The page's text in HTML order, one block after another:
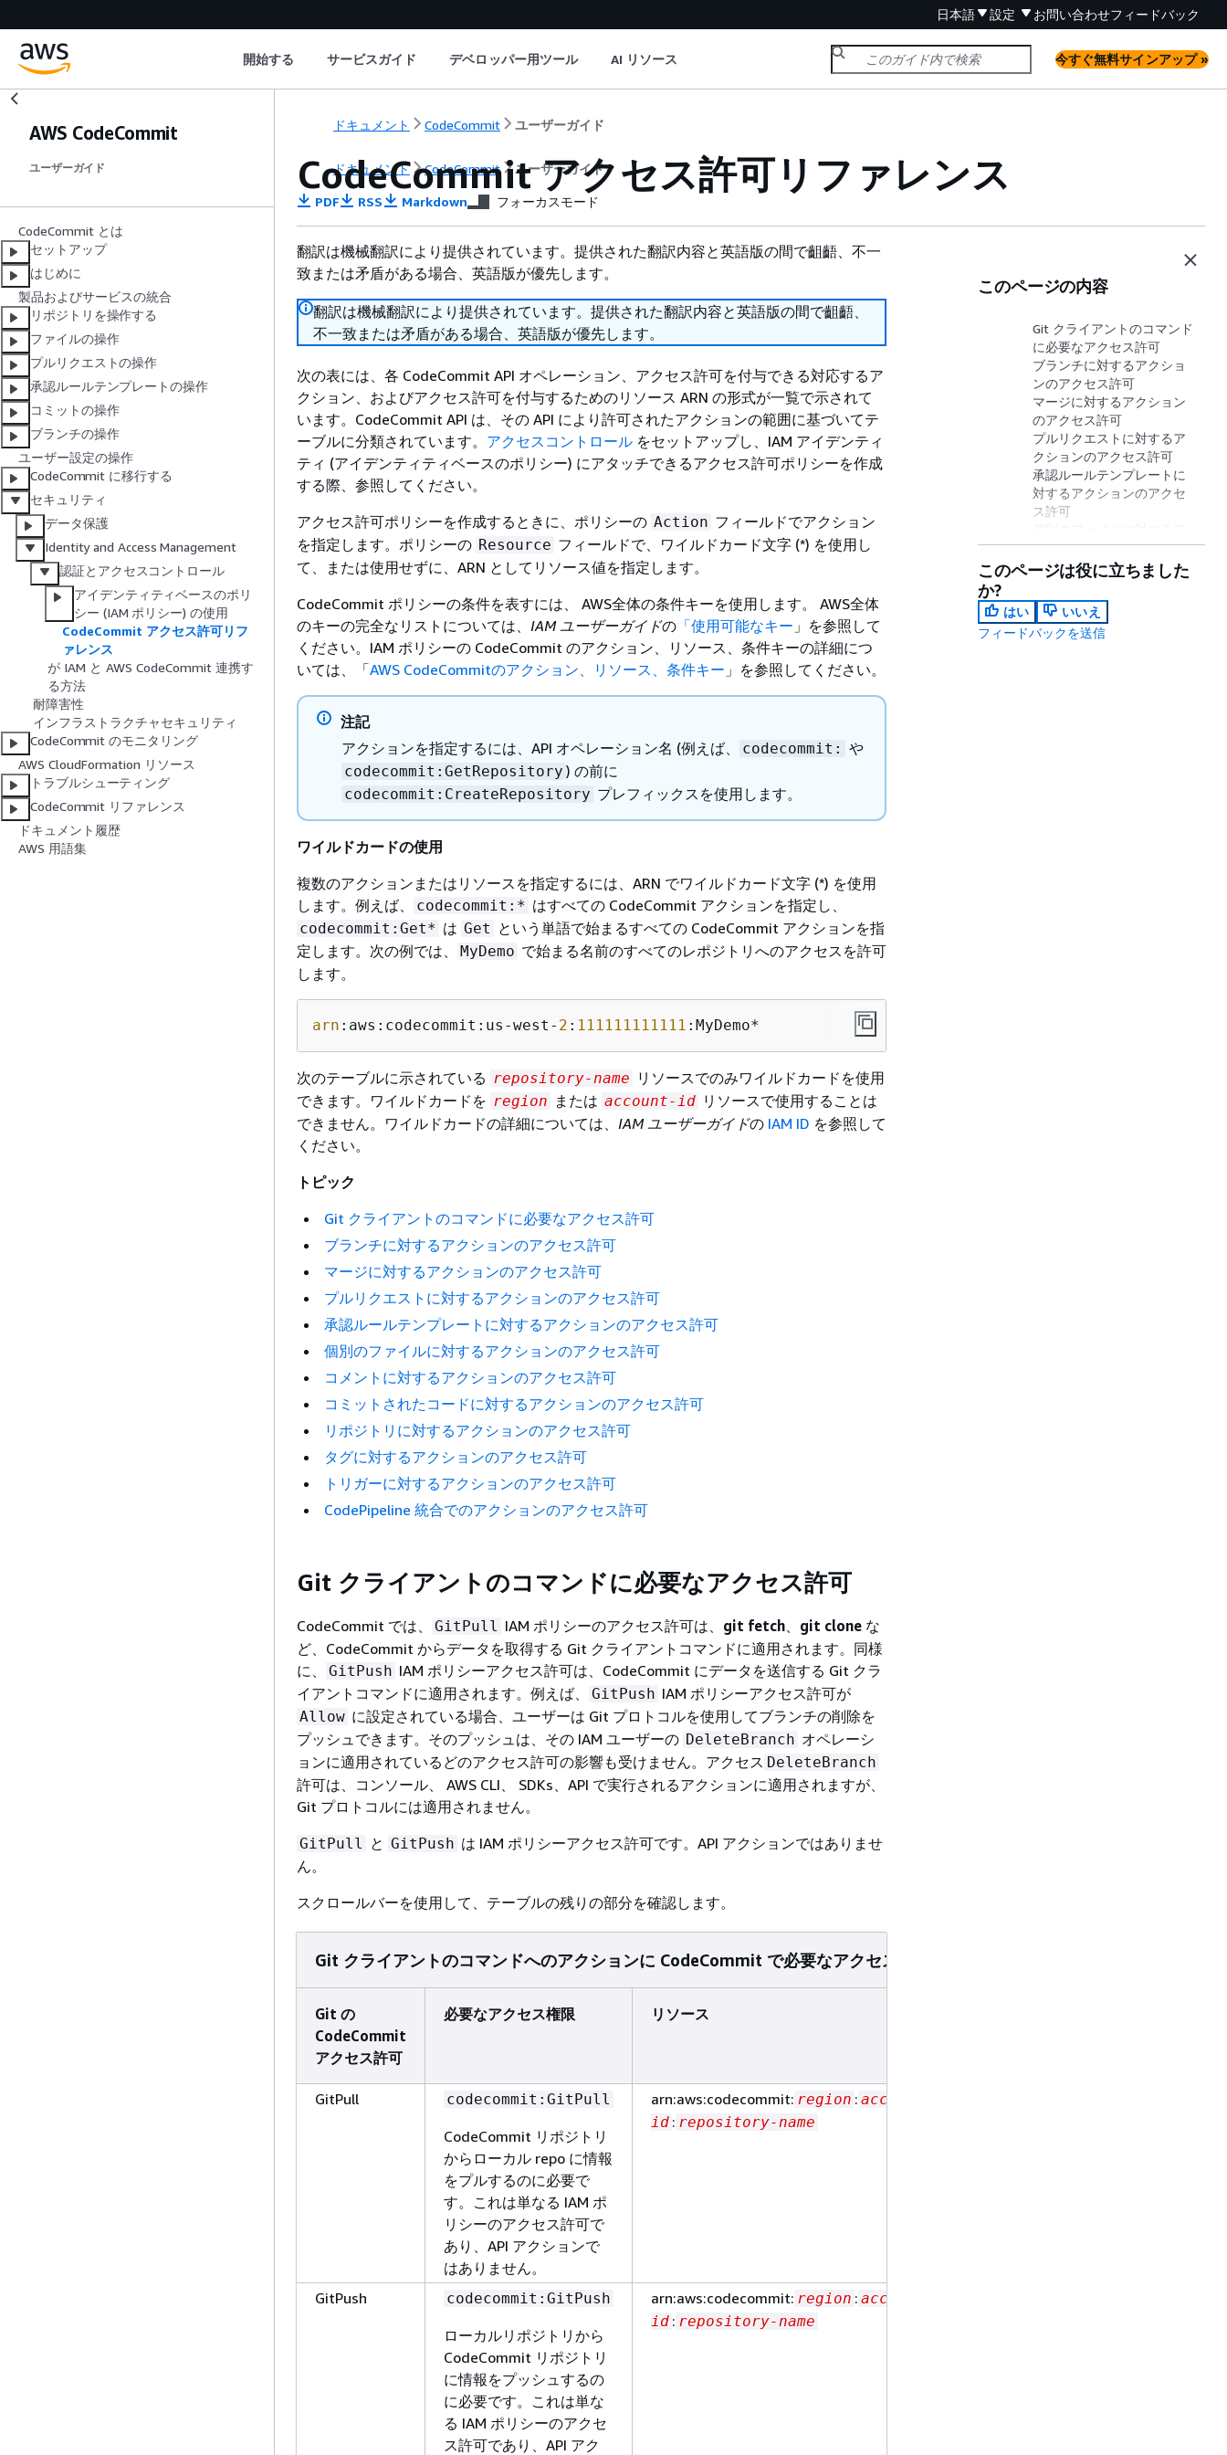
日本語 設定 お問い合わせフィードバック
開始する サービスガイド デベロッパー用ツール AI リソース 今すぐ無料サインアップ »
AWS CodeCommit
ユーザーガイド
CodeCommit とは
セットアップ
はじめに
製品およびサービスの統合
リポジトリを操作する
ファイルの操作
プルリクエストの操作
承認ルールテンプレートの操作
コミットの操作
ブランチの操作
ユーザー設定の操作
CodeCommit に移行する
セキュリティ
データ保護
Identity and Access Management
認証とアクセスコントロール
アイデンティティベースのポリ
シー (IAM ポリシー) の使用
CodeCommit アクセス許可リフ
ァレンス
が IAM と AWS CodeCommit 連携す
る方法
耐障害性
インフラストラクチャセキュリティ
CodeCommit のモニタリング
AWS CloudFormation リソース
トラブルシューティング
CodeCommit リファレンス
ドキュメント履歴
AWS 用語集
ドキュメント CodeCommit ユーザーガイド
ドキュメント CodeCommit ユーザーガイド
CodeCommit アクセス許可リファレンス
PDF RSS Markdown フォーカスモード
翻訳は機械翻訳により提供されています。提供された翻訳内容と英語版の間で齟齬、不一
致または矛盾がある場合、英語版が優先します。
翻訳は機械翻訳により提供されています。提供された翻訳内容と英語版の間で齟齬、
不一致または矛盾がある場合、英語版が優先します。
次の表には、各 CodeCommit API オペレーション、アクセス許可を付与できる対応するア
クション、およびアクセス許可を付与するためのリソース ARN の形式が一覧で示されて
います。CodeCommit API は、その API により許可されたアクションの範囲に基づいてテ
ーブルに分類されています。 アクセスコントロール をセットアップし、IAM アイデンティ
ティ (アイデンティティベースのポリシー) にアタッチできるアクセス許可ポリシーを作成
する際、参照してください。
アクセス許可ポリシーを作成するときに、ポリシーの Action フィールドでアクション
を指定します。ポリシーの Resource フィールドで、ワイルドカード文字 (*) を使用し
て、または使用せずに、ARN としてリソース値を指定します。
CodeCommit ポリシーの条件を表すには、 AWS全体の条件キーを使用します。 AWS全体
のキーの完全なリストについては、 IAM ユーザーガイドの 「使用可能なキー 」を参照して
ください。IAM ポリシーの CodeCommit のアクション、リソース、条件キーの詳細につ
いては、「AWS CodeCommitのアクション、リソース、条件キー 」を参照してください。
注記
アクションを指定するには、API オペレーション名 (例えば、
codecommit: や
codecommit:GetRepository ) の前に
codecommit:CreateRepository プレフィックスを使用します。
ワイルドカードの使用
複数のアクションまたはリソースを指定するには、ARN でワイルドカード文字 (*) を使用
します。例えば、
codecommit:* はすべての CodeCommit アクションを指定し、
codecommit:Get* は Get という単語で始まるすべての CodeCommit アクションを指
定します。次の例では、
MyDemo で始まる名前のすべてのレポジトリへのアクセスを許可
します。
arn :aws:codecommit:us-west- 2 : 111111111111 :MyDemo*
次のテーブルに示されている repository-name リソースでのみワイルドカードを使用
できます。ワイルドカードを region または account-id リソースで使用することは
できません。ワイルドカードの詳細については、 IAM ユーザーガイドの IAM ID を参照して
ください。
トピック
Git クライアントのコマンドに必要なアクセス許可
ブランチに対するアクションのアクセス許可
マージに対するアクションのアクセス許可
プルリクエストに対するアクションのアクセス許可
承認ルールテンプレートに対するアクションのアクセス許可
個別のファイルに対するアクションのアクセス許可
コメントに対するアクションのアクセス許可
コミットされたコードに対するアクションのアクセス許可
リポジトリに対するアクションのアクセス許可
タグに対するアクションのアクセス許可
トリガーに対するアクションのアクセス許可
CodePipeline 統合でのアクションのアクセス許可
Git クライアントのコマンドに必要なアクセス許可
CodeCommit では、 GitPull IAM ポリシーのアクセス許可は、 git fetch git clone な
ど、CodeCommit からデータを取得する Git クライアントコマンドに適用されます。同様
に、
GitPush IAM ポリシーアクセス許可は、CodeCommit にデータを送信する Git クラ
イアントコマンドに適用されます。例えば、
GitPush IAM ポリシーアクセス許可が
Allow に設定されている場合、ユーザーは Git プロトコルを使用してブランチの削除を
プッシュできます。そのプッシュは、その IAM ユーザーの DeleteBranch オペレーシ
ョンに適用されているどのアクセス許可の影響も受けません。アクセス DeleteBranch
許可は、コンソール、 AWS CLI、 SDKs、API で実行されるアクションに適用されますが、
Git プロトコルには適用されません。
GitPull と GitPush は IAM ポリシーアクセス許可です。API アクションではありませ
ん。
スクロールバーを使用して、テーブルの残りの部分を確認します。
Git クライアントのコマンドへのアクションに CodeCommit で必要なアクセス許可
Git の
CodeCommit
アクセス許可
必要なアクセス権限 リソース
GitPull codecommit:GitPull
CodeCommit リポジトリ
からローカル repo に情報
をプルするのに必要で
す。これは単なる IAM ポ
リシーのアクセス許可で
あり、API アクションで
はありません。
arn:aws:codecommit: region : account-
id : repository-name
GitPush codecommit:GitPush
ローカルリポジトリから
CodeCommit リポジトリ
に情報をプッシュするの
に必要です。これは単な
る IAM ポリシーのアクセ
ス許可であり、API アク
arn:aws:codecommit: region : account-
id : repository-name
このページの内容
Git クライアントのコマンド
に必要なアクセス許可
ブランチに対するアクショ
ンのアクセス許可
マージに対するアクション
のアクセス許可
プルリクエストに対するア
クションのアクセス許可
承認ルールテンプレートに
対するアクションのアクセ
ス許可
クションのアクセス許可
コメントに対するアクショ
ンのアクセス許可
コミットされたコードに対
するアクションのアクセス
許可
このページは役に立ちました
か?
はい
いいえ
フィードバックを送信